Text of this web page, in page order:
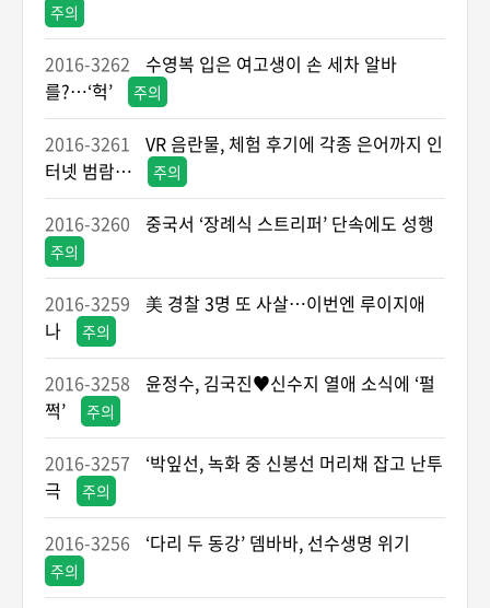
주의
2016-3262
수영복 입은 여고생이 손 세차 알바
를?…‘헉’
주의
2016-3261
VR 음란물, 체험 후기에 각종 은어까지 인
터넷 범람…
주의
2016-3260 중국서 ‘장례식 스트리퍼’ 단속에도 성행
주의
2016-3259
美 경찰 3명 또 사살…이번엔 루이지애
나
주의
2016-3258
윤정수, 김국진♥신수지 열애 소식에 ‘펄
쩍’
주의
2016-3257
‘박잎선, 녹화 중 신봉선 머리채 잡고 난투
극
주의
2016-3256 ‘다리 두 동강’ 뎀바바, 선수생명 위기
주의